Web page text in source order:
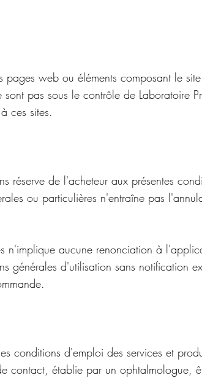
web ou éléments composant le
pas sous le contrôle de Laboratoire
ces sites.
de l'acheteur aux présentes
ou particulières n'entraîne pas
aucune renonciation à
générales d'utilisation sans notification
conditions d'emploi des services et
contact, établie par un ophtalmologue,